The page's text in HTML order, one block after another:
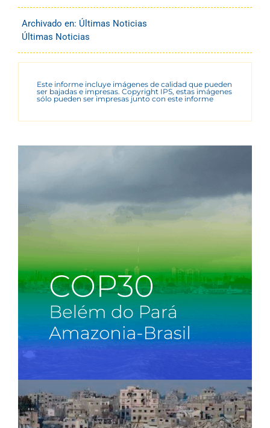
Archivado en: Últimas Noticias
Últimas Noticias
Este informe incluye imágenes de calidad que pueden
ser bajadas e impresas. Copyright IPS, estas imágenes
sólo pueden ser impresas junto con este informe